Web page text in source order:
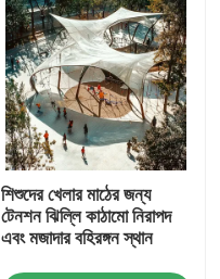
শিশুদের খেলার মাঠের জন্য
টেনশন ঝিল্লি কাঠামো নিরাপদ
এবং মজাদার বহিরঙ্গন স্থান